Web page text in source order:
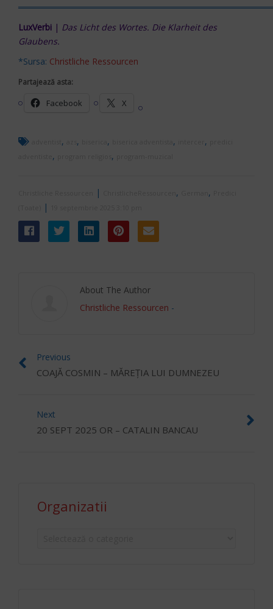
LuxVerbi | Das Licht des Wortes. Die Klarheit des
Glaubens.
*Sursa: Christliche Ressourcen
Partajează asta:
Facebook X
, , , , ,
, ,
| , ,
|
About The Author
Christliche Ressourcen -
Previous
COAJĂ COSMIN – MĂREȚIA LUI DUMNEZEU
Next
20 SEPT 2025 OR – CATALIN BANCAU
Organizatii